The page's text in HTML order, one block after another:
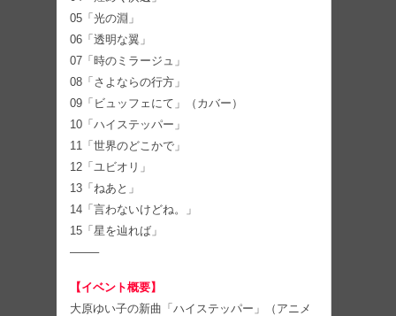
05「光の淵」
06「透明な翼」
07「時のミラージュ」
08「さよならの行方」
09「ビュッフェにて」（カバー）
10「ハイステッパー」
11「世界のどこかで」
12「ユビオリ」
13「ねあと」
14「言わないけどね。」
15「星を辿れば」
——–
【イベント概要】
大原ゆい子の新曲「ハイステッパー」（アニメ